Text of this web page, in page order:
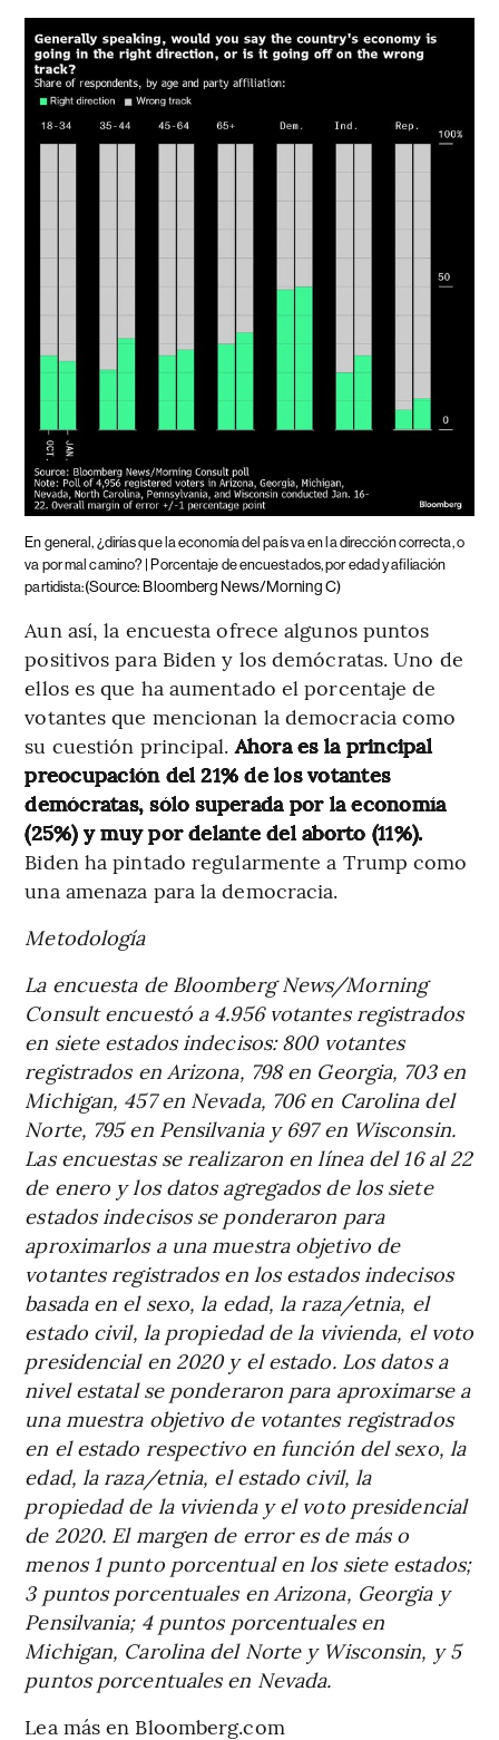
En general, ¿dirías que la economía del país va en la dirección correcta, o
va por mal camino? | Porcentaje de encuestados, por edad y afiliación
partidista:(Source: Bloomberg News/Morning C)
Aun así, la encuesta ofrece algunos puntos
positivos para Biden y los demócratas. Uno de
ellos es que ha aumentado el porcentaje de
votantes que mencionan la democracia como
su cuestión principal.Ahora es la principal
preocupación del 21% de los votantes
demócratas, sólo superada por la economía
(25%) y muy por delante del aborto (11%).
Biden ha pintado regularmente a Trump como
una amenaza para la democracia.
Metodología
La encuesta de Bloomberg News/Morning
Consult encuestó a 4.956 votantes registrados
en siete estados indecisos: 800 votantes
registrados en Arizona, 798 en Georgia, 703 en
Michigan, 457 en Nevada, 706 en Carolina del
Norte, 795 en Pensilvania y 697 en Wisconsin.
Las encuestas se realizaron en línea del 16 al 22
de enero y los datos agregados de los siete
estados indecisos se ponderaron para
aproximarlos a una muestra objetivo de
votantes registrados en los estados indecisos
basada en el sexo, la edad, la raza/etnia, el
estado civil, la propiedad de la vivienda, el voto
presidencial en 2020 y el estado. Los datos a
nivel estatal se ponderaron para aproximarse a
una muestra objetivo de votantes registrados
en el estado respectivo en función del sexo, la
edad, la raza/etnia, el estado civil, la
propiedad de la vivienda y el voto presidencial
de 2020. El margen de error es de más o
menos 1 punto porcentual en los siete estados;
3 puntos porcentuales en Arizona, Georgia y
Pensilvania; 4 puntos porcentuales en
Michigan, Carolina del Norte y Wisconsin, y 5
puntos porcentuales en Nevada.
Lea más en Bloomberg.com